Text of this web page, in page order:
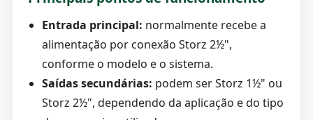
Entrada principal: normalmente recebe a
alimentação por conexão Storz 2½",
conforme o modelo e o sistema.
Saídas secundárias: podem ser Storz 1½" ou
Storz 2½", dependendo da aplicação e do tipo